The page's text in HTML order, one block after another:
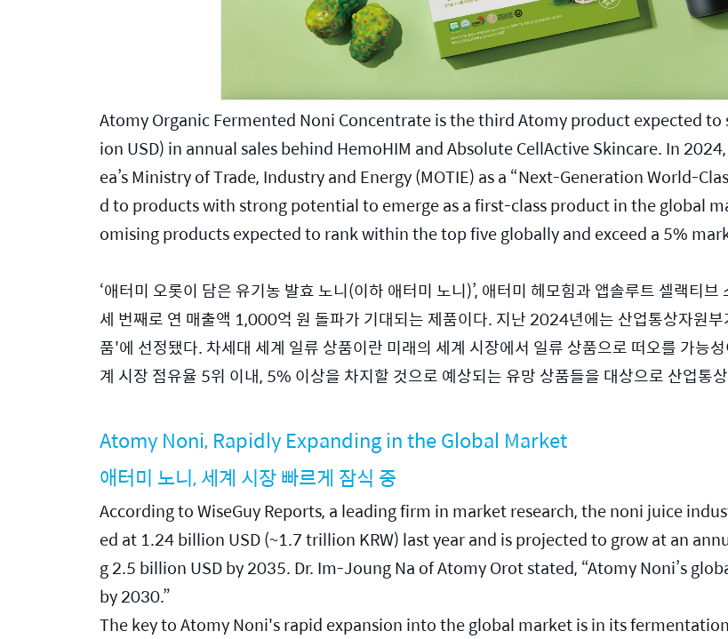
Atomy Organic Fermented Noni Concentrate is the third Atomy product expected to
ion USD) in annual sales behind HemoHIM and Absolute CellActive Skincare. In
ea’s Ministry of Trade, Industry and Energy (MOTIE) as a “Next-Generation World-
d to products with strong potential to emerge as a first-class product in the global
omising products expected to rank within the top five globally and exceed a 5%
‘애터미 오롯이 담은 유기농 발효 노니(이하 애터미 노니)’, 애터미 헤모힘과 앱솔루트 셀랙티
세 번째로 연 매출액 1,000억 원 돌파가 기대되는 제품이다. 지난 2024년에는 산업통상자원
품'에 선정됐다. 차세대 세계 일류 상품이란 미래의 세계 시장에서 일류 상품으로 떠오를 가능
계 시장 점유율 5위 이내, 5% 이상을 차지할 것으로 예상되는 유망 상품들을 대상으로 산업통
Atomy Noni, Rapidly Expanding in the Global Market
애터미 노니, 세계 시장 빠르게 잠식 중
According to WiseGuy Reports, a leading firm in market research, the noni juice
ed at 1.24 billion USD (~1.7 trillion KRW) last year and is projected to grow at an
g 2.5 billion USD by 2035. Dr. Im-Joung Na of Atomy Orot stated, “Atomy Noni’s
by 2030.”
The key to Atomy Noni's rapid expansion into the global market is in its